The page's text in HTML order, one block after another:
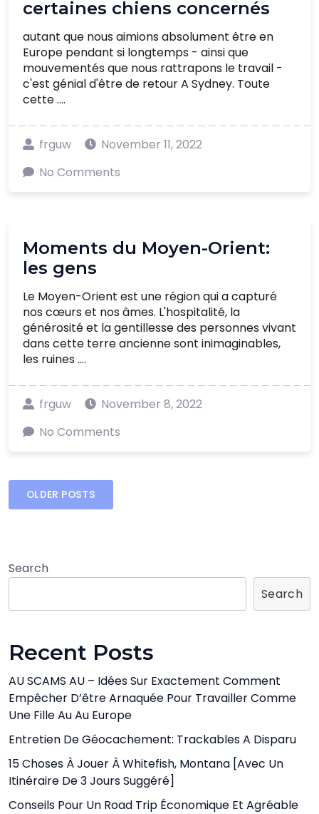
certaines chiens concernés
autant que nous aimions absolument être en
Europe pendant si longtemps - ainsi que
mouvementés que nous rattrapons le travail -
c'est génial d'être de retour A Sydney. Toute
cette ....
frguw
November 11, 2022
No Comments
Moments du Moyen-Orient:
les gens
Le Moyen-Orient est une région qui a capturé
nos cœurs et nos âmes. L'hospitalité, la
générosité et la gentillesse des personnes vivant
dans cette terre ancienne sont inimaginables,
les ruines ....
frguw
November 8, 2022
No Comments
Posts
OLDER POSTS
Search
Search
Recent Posts
AU SCAMS AU – Idées Sur Exactement Comment
Empêcher D’être Arnaquée Pour Travailler Comme
Une Fille Au Au Europe
Entretien De Géocachement: Trackables A Disparu
15 Choses À Jouer À Whitefish, Montana [avec Un
Itinéraire De 3 Jours Suggéré]
Conseils Pour Un Road Trip Économique Et Agréable